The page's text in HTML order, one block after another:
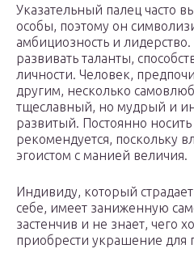
Указательный палец часто
особы, поэтому он
амбициозность и
развивать таланты,
личности. Человек,
другим, несколько
тщеславный, но мудрый и
развитый. Постоянно
рекомендуется, поскольку
эгоистом с манией величия.
Индивиду, который
себе, имеет заниженную
застенчив и не знает, чего
приобрести украшение для